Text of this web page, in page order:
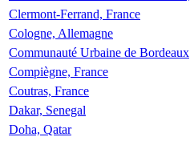
Clermont-Ferrand, France
Cologne, Allemagne
Communauté Urbaine de Bordeaux
Compiègne, France
Coutras, France
Dakar, Senegal
Doha, Qatar